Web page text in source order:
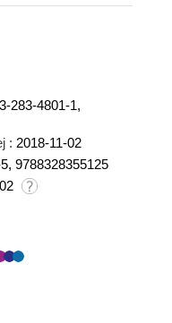
283-4801-1,
: 2018-11-02
9788328355125